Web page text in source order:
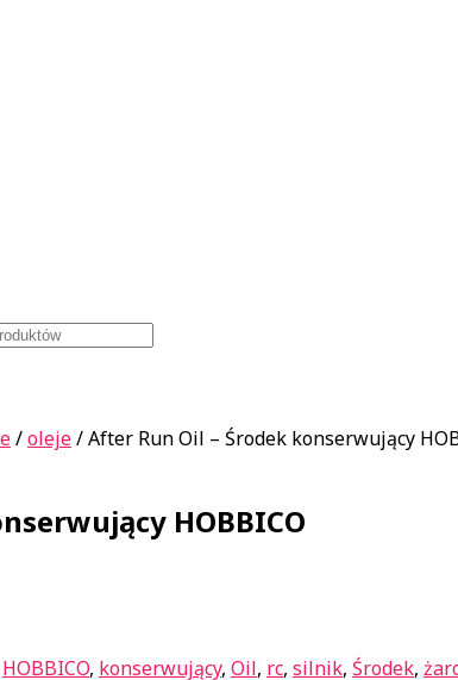
/oleje/ After Run Oil – Środek konserwujący
HOBBICO
HOBBICO, konserwujący, Oil, rc, silnik, Środek,